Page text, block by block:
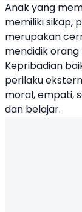
Anak yang
memiliki sikap,
merupakan
mendidik orang
Kepribadian
perilaku
moral, empati,
dan belajar.